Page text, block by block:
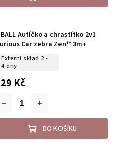
Autíčko a chrastítko 2v1
Car zebra Zen™ 3m+
Externí sklad 2 -
4 dny
Kč
DO KOŠÍKU